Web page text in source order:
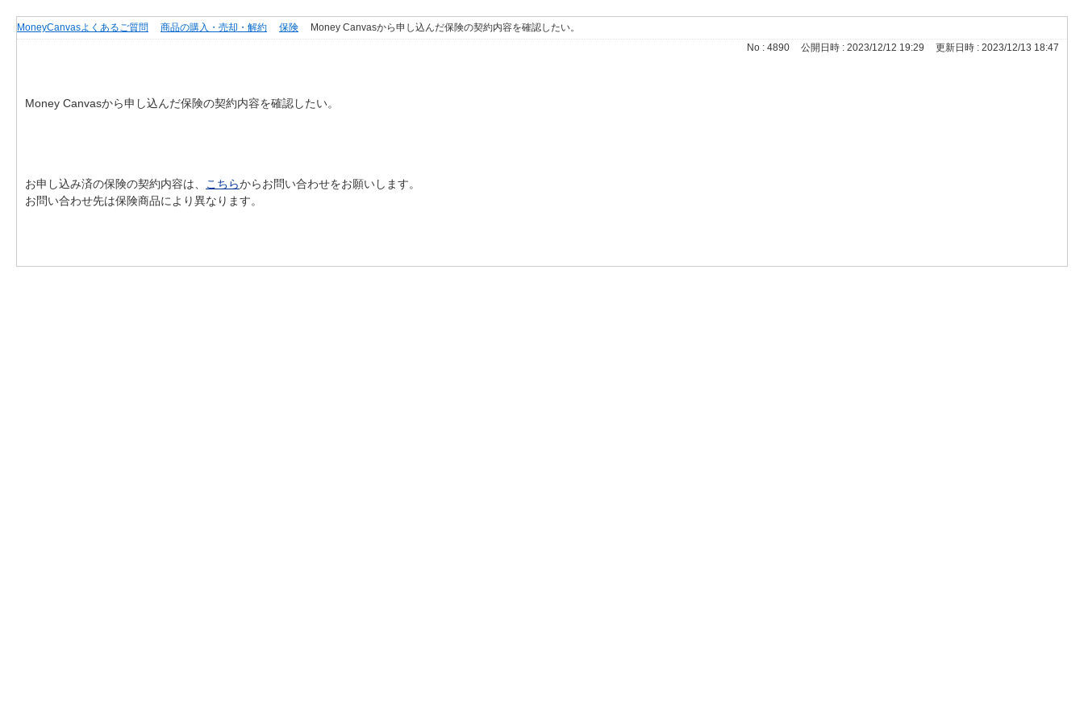
MoneyCanvasよくあるご質問 商品の購入・売却・解約 保険
Money Canvasから申し込んだ保険の契約内容を確認したい。
No : 4890
公開日時 : 2023/12/12 19:29 更新日時 : 2023/12/13 18:47
Money Canvasから申し込んだ保険の契約内容を確認したい。
お申し込み済の保険の契約内容は、 こちらからお問い合わせをお願いします。
お問い合わせ先は保険商品により異なります。